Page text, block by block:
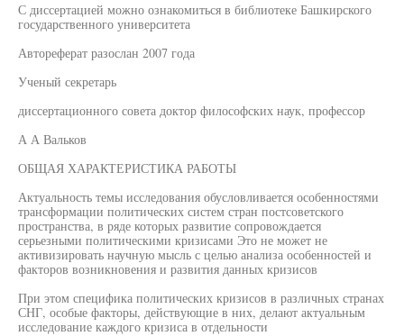
С диссертацией можно ознакомиться в библиотеке Башкирского
государственного университета
Автореферат разослан 2007 года
Ученый секретарь
диссертационного совета доктор философских наук, профессор
А А Вальков
ОБЩАЯ ХАРАКТЕРИСТИКА РАБОТЫ
Актуальность темы исследования обусловливается особенностями
трансформации политических систем стран постсоветского
пространства, в ряде которых развитие сопровождается
серьезными политическими кризисами Это не может не
активизировать научную мысль с целью анализа особенностей и
факторов возникновения и развития данных кризисов
При этом специфика политических кризисов в различных странах
СНГ, особые факторы, действующие в них, делают актуальным
исследование каждого кризиса в отдельности